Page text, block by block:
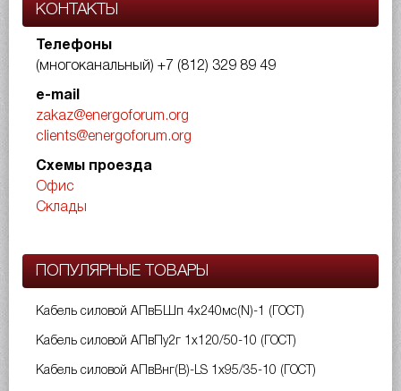
КОНТАКТЫ
Телефоны
(многоканальный) +7 (812) 329 89 49
e-mail
zakaz@energoforum.org
clients@energoforum.org
Схемы проезда
Офис
Склады
ПОПУЛЯРНЫЕ ТОВАРЫ
Кабель силовой АПвБШп 4х240мс(N)-1 (ГОСТ)
Кабель силовой АПвПу2г 1х120/50-10 (ГОСТ)
Кабель силовой АПвВнг(B)-LS 1х95/35-10 (ГОСТ)